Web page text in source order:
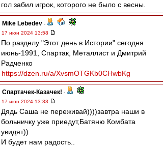
гол забил игрок, которого не было с весны.
Mike Lebedev -
17 июн 2024 13:58
По разделу "Этот день в Истории" сегодня
июнь-1991, Спартак, Металлист и Дмитрий
Радченко
https://dzen.ru/a/XvsmOTGKb0CHwbKg
Спартачек-Казачек! -
17 июн 2024 13:33
Дядь Саша не переживай))))завтра наши в
больничку уже приедут,Батяню Комбата
увидят))
И будет нам радость..